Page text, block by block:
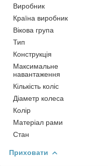
Виробник
Країна виробник
Вікова група
Тип
Конструкція
Максимальне
навантаження
Кількість коліс
Діаметр колеса
Колір
Матеріал рами
Стан
Приховати